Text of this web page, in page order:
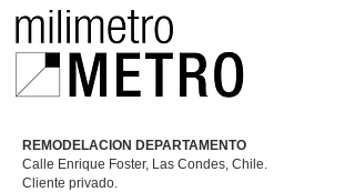
REMODELACION DEPARTAMENTO
Calle Enrique Foster, Las Condes, Chile.
Cliente privado.